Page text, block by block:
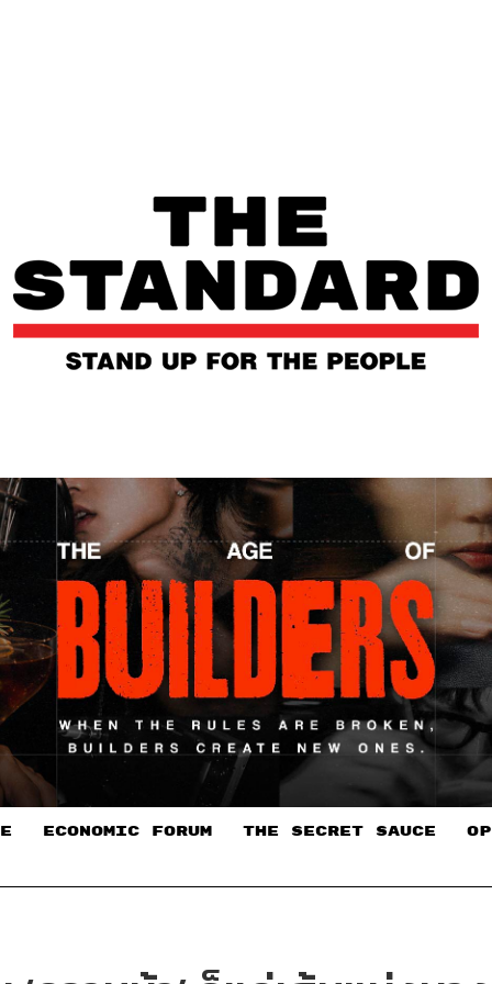
ECONOMIC FORUM THE SECRET SAUCE​